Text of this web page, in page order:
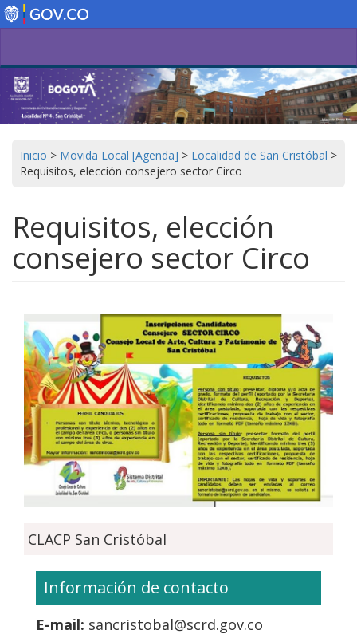
Pasar
al
Inicio > Movida Local [Agenda] > Localidad de San Cristóbal >
Requisitos, elección consejero sector Circo
Requisitos, elección
consejero sector Circo
CLACP San Cristóbal
Información de contacto
E-mail: sancristobal@scrd.gov.co